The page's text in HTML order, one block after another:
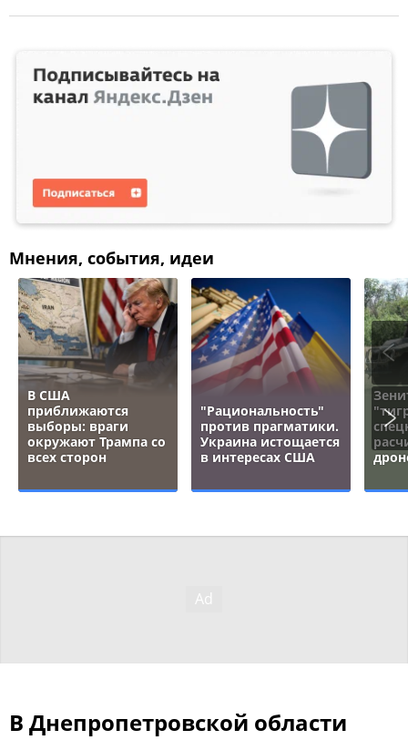
Мнения, события, идеи
В США
приближаются
выборы: враги
окружают Трампа со
всех сторон
"Рациональность"
против прагматики.
Украина истощается
в интересах США
В Днепропетровской области